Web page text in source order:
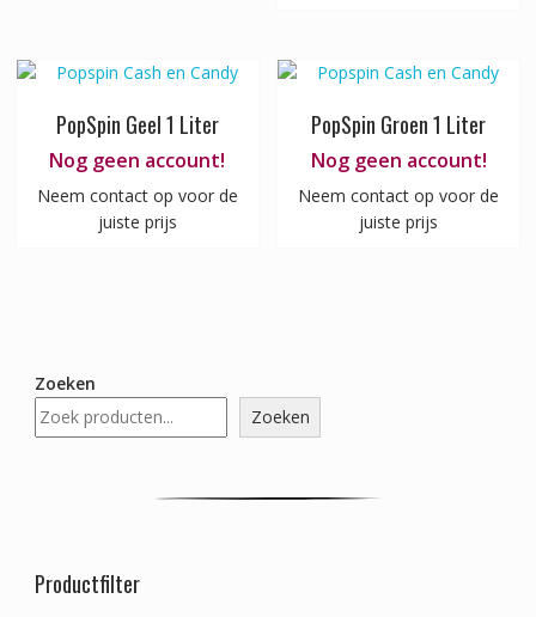
PopSpin Geel 1 Liter
Nog geen account!
Neem contact op voor de
juiste prijs
PopSpin Groen 1 Liter
Nog geen account!
Neem contact op voor de
juiste prijs
Zoeken
Zoeken
Productfilter